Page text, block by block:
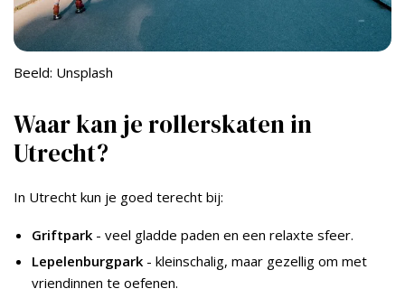
Beeld: Unsplash
Waar kan je rollerskaten in
Utrecht?
In Utrecht kun je goed terecht bij:
Griftpark - veel gladde paden en een relaxte sfeer.
Lepelenburgpark - kleinschalig, maar gezellig om met
vriendinnen te oefenen.